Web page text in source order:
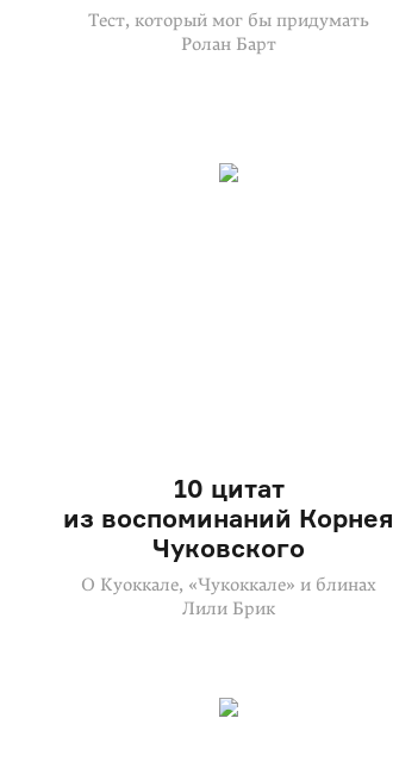
Тест, который мог бы придумать
Ролан Барт
10 цитат
из воспоминаний Корнея
Чуковского
О Куоккале, «Чукоккале» и блинах
Лили Брик